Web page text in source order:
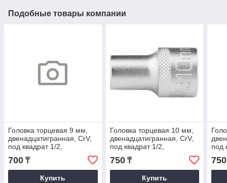
Подобные товары компании
Головка торцевая 9 мм,
двенадцатигранная, CrV,
под квадрат 1/2,
хромированная. STELS
700 ₸
Купить
Головка торцевая 10 мм,
двенадцатигранная, CrV,
под квадрат 1/2,
хромированная. STELS
750₸
Купить
под
750